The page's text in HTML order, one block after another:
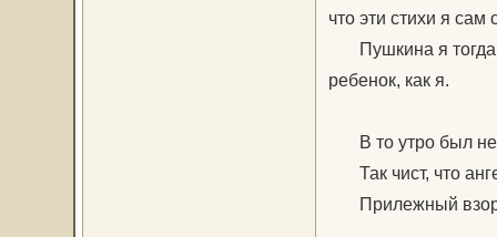
что эти стихи я сам
Пушкина я тогда
ребенок, как я.
В то утро был
Так чист, что
Прилежный взор